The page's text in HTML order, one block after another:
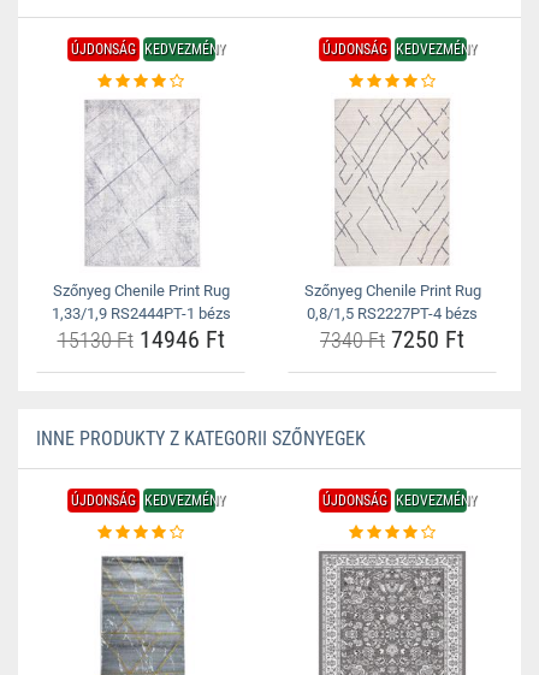
ÚJDONSÁG KEDVEZMÉNY
Szőnyeg Chenile Print Rug
1,33/1,9 RS2444PT-1 bézs
15130 Ft14946 Ft
ÚJDONSÁG KEDVEZMÉNY
Szőnyeg Chenile Print Rug
0,8/1,5 RS2227PT-4 bézs
7340 Ft 7250 Ft
INNE PRODUKTY Z KATEGORII SZŐNYEGEK
ÚJDONSÁG KEDVEZMÉNY ÚJDONSÁG KEDVEZMÉNY